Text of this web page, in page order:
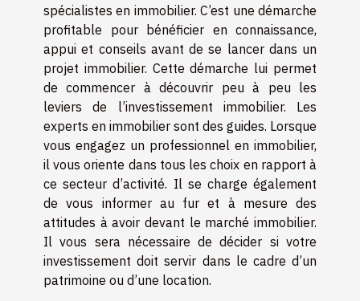
spécialistes en immobilier. C’est une démarche
profitable pour bénéficier en connaissance,
appui et conseils avant de se lancer dans un
projet immobilier. Cette démarche lui permet
de commencer à découvrir peu à peu les
leviers de l’investissement immobilier. Les
experts en immobilier sont des guides. Lorsque
vous engagez un professionnel en immobilier,
il vous oriente dans tous les choix en rapport à
ce secteur d’activité. Il se charge également
de vous informer au fur et à mesure des
attitudes à avoir devant le marché immobilier.
Il vous sera nécessaire de décider si votre
investissement doit servir dans le cadre d’un
patrimoine ou d’une location.